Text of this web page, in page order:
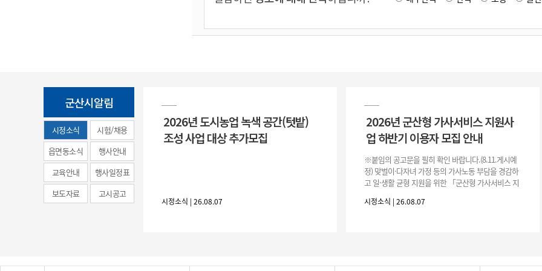
군산시알림
시정소식
(municipal
news)
2026년 도시농업 녹색 공간(텃밭)
조성 사업 대상 추가모집
시정소식 | 26.08.07
2026년 군산형 가사서비스 지원사
업 하반기 이용자 모집 안내
※붙임의 공고문을 필히 확인 바랍니다.(8.11.게시예
정) 맞벌이·다자녀 가정 등의 가사노동 부담을 경감하
고 일·생활 균형 지원을 위한 「군산형 가사서비스 지
니 많은 참여 바랍니다. 1
시정소식 | 26.08.07
시험/채용
읍면동소식
행사안내
교육안내
행사일정표
보도자료
고시공고